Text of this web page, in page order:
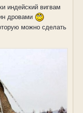
индейский вигвам
дровами
можно сделать